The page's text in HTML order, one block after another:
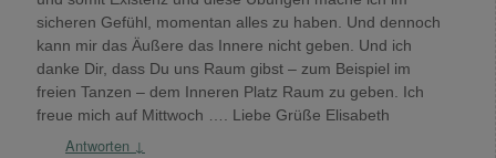
sicheren Gefühl, momentan alles zu haben. Und dennoch
kann mir das Äußere das Innere nicht geben. Und ich
danke Dir, dass Du uns Raum gibst – zum Beispiel im
freien Tanzen – dem Inneren Platz Raum zu geben. Ich
freue mich auf Mittwoch …. Liebe Grüße Elisabeth
Antworten ↓